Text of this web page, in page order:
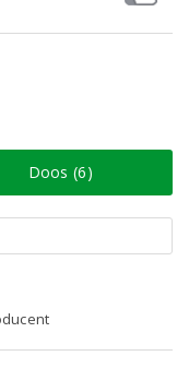
Doos (6)